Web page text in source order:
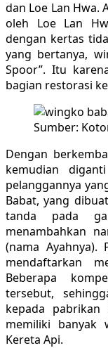
dan Loe Lan Hwa.
oleh Loe Lan
dengan kertas
yang bertanya,
Spoor”. Itu
bagian restorasi
Sumber:
Dengan
kemudian
pelanggannya
Babat, yang
tanda pada
menambahkan
(nama
mendaftarkan
Beberapa
tersebut,
kepada pabrikan
memiliki banyak
Kereta Api.